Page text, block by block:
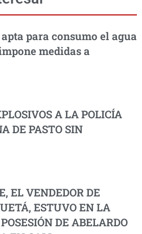
para consumo el agua
medidas a
A LA POLICÍA
DE PASTO SIN
EL VENDEDOR DE
ESTUVO EN LA
DE ABELARDO